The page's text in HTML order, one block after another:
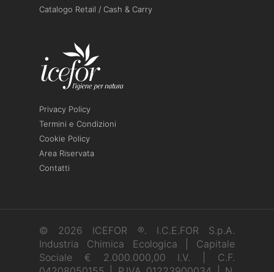
Catalogo Retail / Cash & Carry
Privacy Policy
Termini e Condizioni
Cookie Policy
Area Riservata
Contatti
© 2026 ICEFOR ®. I.C.E.FOR S.p.A.
Industria Chimica Ecologica | Capitale
Sociale € 2.000.000,00 I.V. | C.F.